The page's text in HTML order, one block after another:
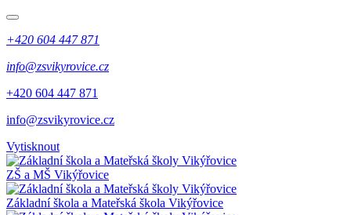
+420 604 447 871
info@zsvikyrovice.cz
+420 604 447 871
info@zsvikyrovice.cz
Vytisknout
ZŠ a MŠ Vikýřovice
Základní škola a Mateřská škola Vikýřovice